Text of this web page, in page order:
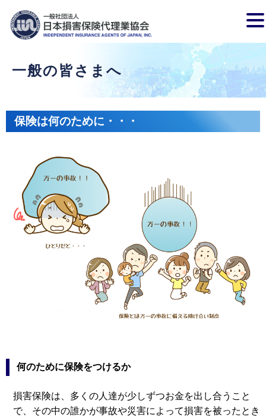
一般の皆さまへ
保険は何のために・・・
何のために保険をつけるか
損害保険は、多くの人達が少しずつお金を出し合うこと
で、その中の誰かが事故や災害によって損害を被ったとき